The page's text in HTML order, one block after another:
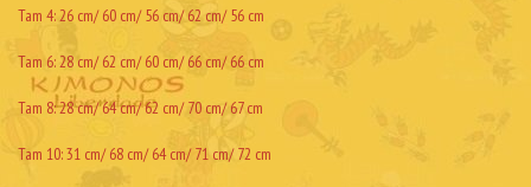
Tam 4: 26 cm/ 60 cm/ 56 cm/ 62 cm/ 56 cm
Tam 6: 28 cm/ 62 cm/ 60 cm/ 66 cm/ 66 cm
Tam 8: 28 cm/ 64 cm/ 62 cm/ 70 cm/ 67 cm
Tam 10: 31 cm/ 68 cm/ 64 cm/ 71 cm/ 72 cm